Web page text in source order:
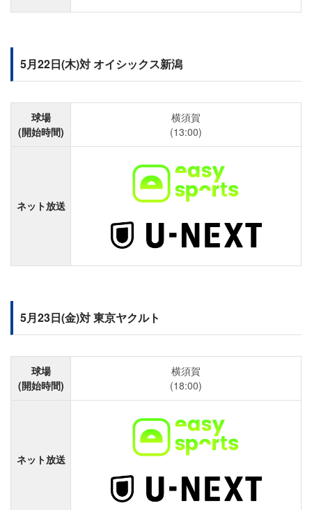
5月22日(木)対 オイシックス新潟
球場
(開始時間)
横須賀
(13:00)
ネット放送
5月23日(金)対 東京ヤクルト
球場
(開始時間)
横須賀
(18:00)
ネット放送